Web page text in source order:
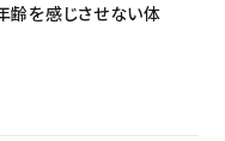
齢を感じさせない体